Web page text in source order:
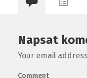
Napsat
Your email
Comment